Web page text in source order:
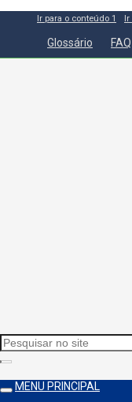
Ir para o conteúdo 1 Ir
Glossário FAQ
MENU PRINCIPAL